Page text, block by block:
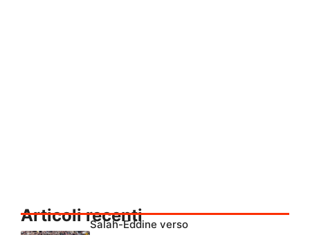
Articoli recenti
Salah-Eddine verso